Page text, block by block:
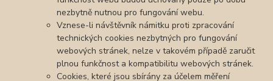
nezbytně nutnou pro fungování webu.
Vznese-li návštěvník námitku proti zpracování
technických cookies nezbytných pro fungování
webových stránek, nelze v takovém případě zaručit
plnou funkčnost a kompatibilitu webových stránek.
Cookies, které jsou sbírány za účelem měření